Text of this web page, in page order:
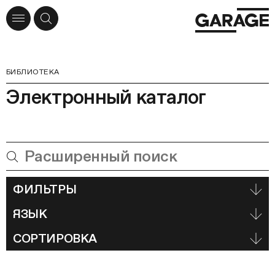
БИБЛИОТЕКА
Электронный каталог
ФИЛЬТРЫ
ЯЗЫК
СОРТИРОВКА